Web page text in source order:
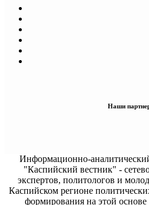
Наши
Информационно-
"Каспийский вестник" -
экспертов, политологов и
Каспийском регионе
формирования на этой